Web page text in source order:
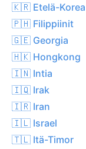
🇰🇷 Etelä-Korea
🇵🇭 Filippiinit
🇬🇪 Georgia
🇭🇰 Hongkong
🇮🇳 Intia
🇮🇶 Irak
🇮🇷 Iran
🇮🇱 Israel
🇹🇱 Itä-Timor